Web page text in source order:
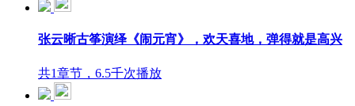
张云晰古筝演绎《闹元宵》，欢天喜地，弹得就是高兴
共1章节，6.5千次播放